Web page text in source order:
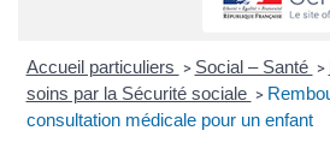
Accueil particuliers > Social – Santé >
soins par la Sécurité sociale >
consultation médicale pour un enfant